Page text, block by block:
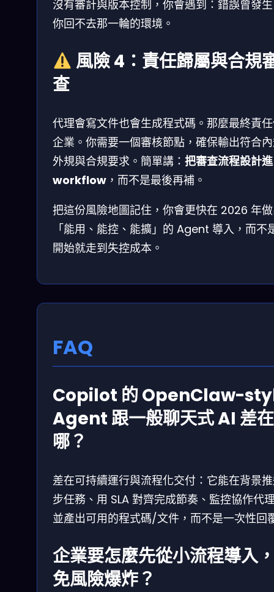
沒有審計與版本控制，你會遇到：錯誤曾發
你回不去那一輪的環境。
風險 4：責任歸屬與合規
查
代理會寫文件也會生成程式碼。那麼最終責
企業。你需要一個審核節點，確保輸出符合
外規與合規要求。簡單講： 把審查流程設計進
workflow ，而不是最後再補。
把這份風險地圖記住，你會更快在 2026 年
「能用、能控、能擴」的 Agent 導入，而不
開始就走到失控成本。
FAQ
Copilot 的 OpenClaw-
Agent 跟一般聊天式 AI 差在
哪？
差在可持續運行與流程化交付：它能在背景
步任務、用 SLA 對齊完成節奏、監控協作代
並產出可用的程式碼/文件，而不是一次性回
企業要怎麼先從小流程導入
免風險爆炸？